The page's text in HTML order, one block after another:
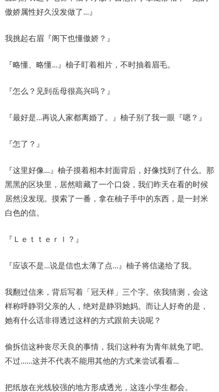
傲娇属性好久没发做了...』
我挑起右眉『阁下也懂傲娇？』
『略懂、略懂...』柚子盯着相片，不时抽着眉毛。
『怎么？见到岳母很高兴吗？』
『最好是...再说人家都离婚了。』柚子别了我一眼『嗯？』
『怎了？』
『这里好像...』柚子摸着相本封面背后，好像找到了什么。那
黑黑的区块里，居然暗藏了一个口袋，我们昨天在看的时候
居然没发现。摸索了一番，拿在柚子手中的东西，是一封米
白色的信。
『Ｌｅｔｔｅｒｌ？』
『应该不是...说是信也太薄了点...』柚子将信递给了我。
我翻过信来，背后写着「冠天样」三个字。依我猜测，会这
样称呼静羽父亲的人，绝对是静羽她妈。而让人好奇的是，
她有什么话非得透过这样的方式跟前夫说呢？
偷拆信这种丧尽天良的事情，我们这种有为青年就免了吧。
不过......这并不代表不能用其他的方式来尝试看看...
把纸放在光线较强的地方形成透光，这连小学生都会。